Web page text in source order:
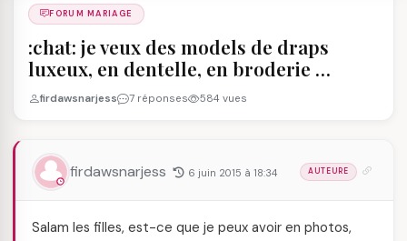
FORUM MARIAGE
:chat: je veux des models de draps
luxeux, en dentelle, en broderie …
firdawsnarjess 7 réponses 584 vues
firdawsnarjess 6 juin 2015 à 18:34 AUTEURE
Salam les filles, est-ce que je peux avoir en photos,